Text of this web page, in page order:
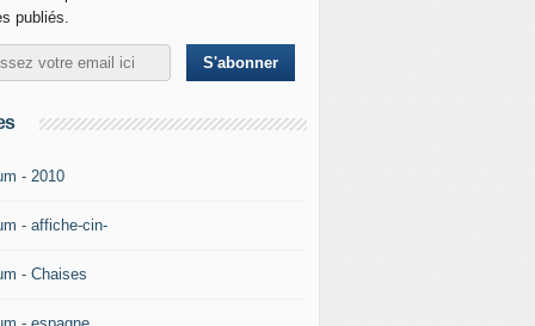
publiés.
- 2010
- affiche-cin-
- Chaises
- espagne